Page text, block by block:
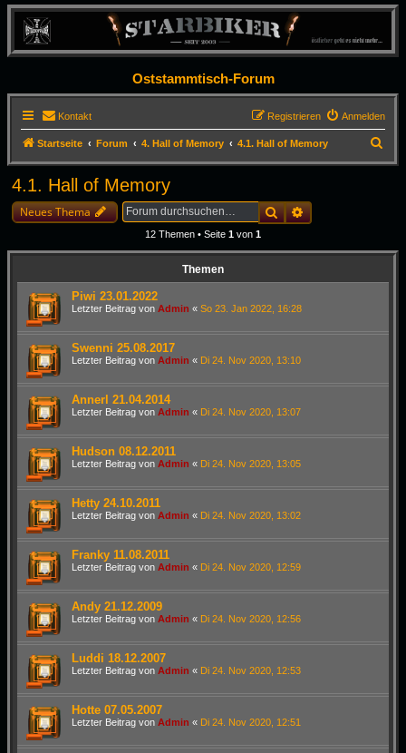
Oststammtisch-Forum
Kontakt Anmelden
Registrieren
Startseite Forum 4. Hall of Memory 4.1. Hall of Memory
u
4.1. Hall of Memory
Neues Thema SucheErweiterte Suche
12 Themen • Seite 1 von 1
Themen
Piwi 23.01.2022
Letzter Beitrag von Admin « So 23. Jan 2022, 16:28
Swenni 25.08.2017
Letzter Beitrag von Admin « Di 24. Nov 2020, 13:10
Annerl 21.04.2014
Letzter Beitrag von Admin « Di 24. Nov 2020, 13:07
Hudson 08.12.2011
Letzter Beitrag von Admin « Di 24. Nov 2020, 13:05
Hetty 24.10.2011
Letzter Beitrag von Admin « Di 24. Nov 2020, 13:02
Franky 11.08.2011
Letzter Beitrag von Admin « Di 24. Nov 2020, 12:59
Andy 21.12.2009
Letzter Beitrag von Admin « Di 24. Nov 2020, 12:56
Luddi 18.12.2007
Letzter Beitrag von Admin « Di 24. Nov 2020, 12:53
Hotte 07.05.2007
Letzter Beitrag von Admin « Di 24. Nov 2020, 12:51